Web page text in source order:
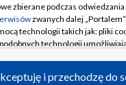
nadawcy
Kontakt
Kanały
zbierane podczas
zwanych dalej
technologii takich jak: pliki
technologii
i przechodzę do